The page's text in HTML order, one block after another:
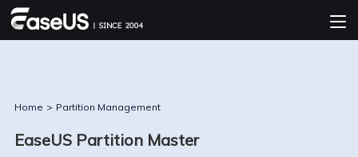
Home > Partition Management
EaseUS Partition Master